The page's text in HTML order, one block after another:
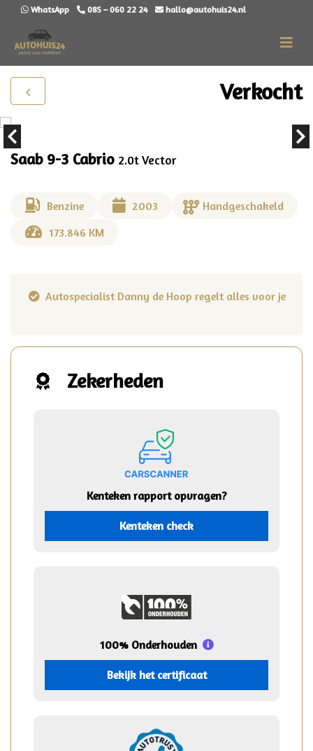
WhatsApp 085 – 060 22 24 hallo@autohuis24.nl
Verkocht
Saab 9-3 Cabrio 2.0t Vector
Benzine 2003
Handgeschakeld
173.846 KM
Autospecialist Danny de Hoop regelt alles voor je
Zekerheden
Kenteken rapport opvragen?
Kenteken check
100% Onderhouden
Bekijk het certificaat